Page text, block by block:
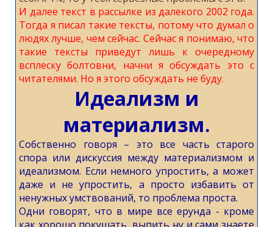
И далее текст в рассылке из далекого 2002 года.
Тогда я писал такие тексты, потому что думал о
людях лучше, чем сейчас. Сейчас я понимаю, что
такие тексты приведут лишь к очередному
всплеску болтовни, начни я обсуждать это с
читателями. Но я этого обсуждать не буду.
Идеализм и
материализм.
Собственно говоря – это все часть старого
спора или дискуссия между материализмом и
идеализмом. Если немного упростить, а может
даже и не упростить, а просто избавить от
ненужных умствований, то проблема проста.
Одни говорят, что в мире все ерунда - кроме